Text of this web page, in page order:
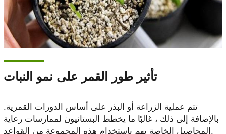
تأثير طور القمر على نمو النبات
تتم عملية الزراعة أو البذر على أساس الدورات القمرية.
بالإضافة إلى ذلك ، غالبًا ما يخطط البستانيون لممارسات رعاية
المحاصيل الخاصة بهم باستخدام هذه المجموعة من القواعد.